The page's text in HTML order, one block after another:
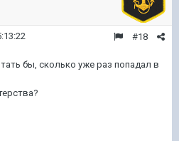
#18
бы, сколько уже раз попадал в